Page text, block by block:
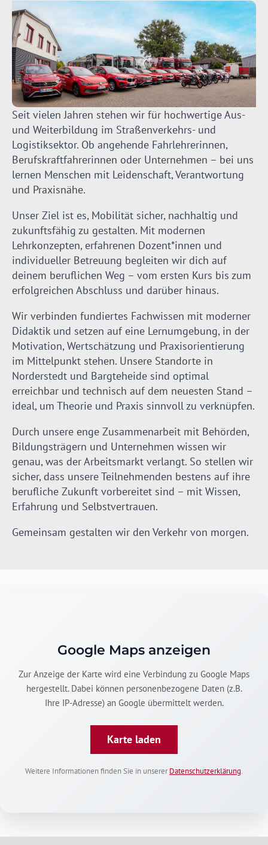
Seit vielen Jahren stehen wir für hochwertige Aus-
und Weiterbildung im Straßenverkehrs- und
Logistiksektor. Ob angehende Fahrlehrerinnen,
Berufskraftfahrerinnen oder Unternehmen – bei uns
lernen Menschen mit Leidenschaft, Verantwortung
und Praxisnähe.
Unser Ziel ist es, Mobilität sicher, nachhaltig und
zukunftsfähig zu gestalten. Mit modernen
Lehrkonzepten, erfahrenen Dozent*innen und
individueller Betreuung begleiten wir dich auf
deinem beruflichen Weg – vom ersten Kurs bis zum
erfolgreichen Abschluss und darüber hinaus.
Wir verbinden fundiertes Fachwissen mit moderner
Didaktik und setzen auf eine Lernumgebung, in der
Motivation, Wertschätzung und Praxisorientierung
im Mittelpunkt stehen. Unsere Standorte in
Norderstedt und Bargteheide sind optimal
erreichbar und technisch auf dem neuesten Stand –
ideal, um Theorie und Praxis sinnvoll zu verknüpfen.
Durch unsere enge Zusammenarbeit mit Behörden,
Bildungsträgern und Unternehmen wissen wir
genau, was der Arbeitsmarkt verlangt. So stellen wir
sicher, dass unsere Teilnehmenden bestens auf ihre
berufliche Zukunft vorbereitet sind – mit Wissen,
Erfahrung und Selbstvertrauen.
Gemeinsam gestalten wir den Verkehr von morgen.
Google Maps anzeigen
Zur Anzeige der Karte wird eine Verbindung zu Google Maps
hergestellt. Dabei können personenbezogene Daten (z.B.
Ihre IP-Adresse) an Google übermittelt werden.
Karte laden
Weitere Informationen finden Sie in unsererDatenschutzerklärung.